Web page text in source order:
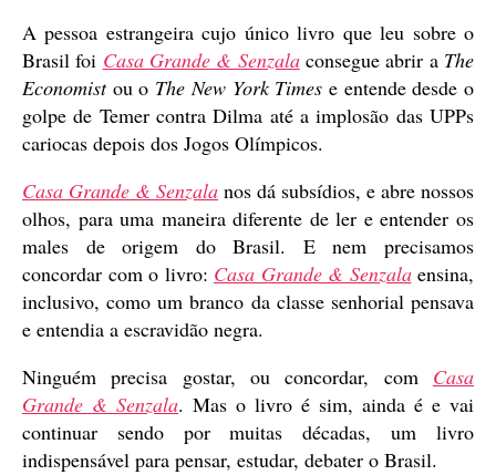
A pessoa estrangeira cujo único livro que leu sobre o
Brasil foi Casa Grande & Senzalaconsegue abrir a The
Economistou o The New York Times e entende desde o
golpe de Temer contra Dilma até a implosão das UPPs
cariocas depois dos Jogos Olímpicos.
Casa Grande & Senzala nos dá subsídios, e abre nossos
olhos, para uma maneira diferente de ler e entender os
males de origem do Brasil. E nem precisamos
concordar com o livro: Casa Grande & Senzalaensina,
inclusivo, como um branco da classe senhorial pensava
e entendia a escravidão negra.
Ninguém precisa gostar, ou concordar, com Casa
Grande & Senzala. Mas o livro é sim, ainda é e vai
continuar sendo por muitas décadas, um livro
indispensável para pensar, estudar, debater o Brasil.